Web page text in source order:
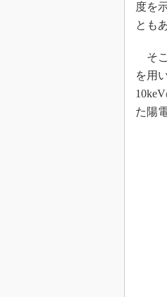
度を
とも
そこ
を用
た陽